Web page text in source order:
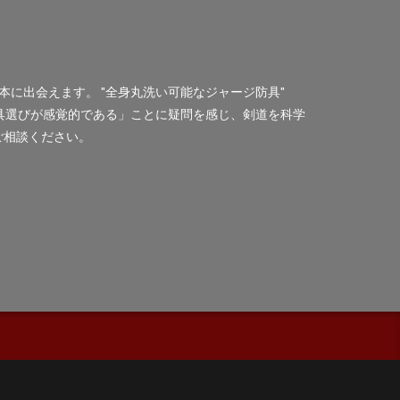
に出会えます。 "全身丸洗い可能なジャージ防具"
びが感覚的である」ことに疑問を感じ、剣道を科学
談ください。